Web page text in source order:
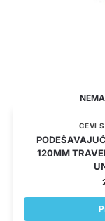
CEVI
120MM